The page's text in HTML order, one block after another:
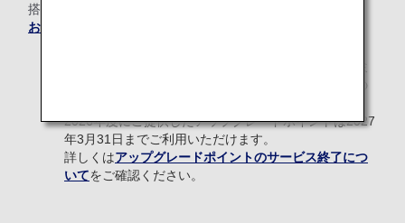
搭乗の27日前から承ります。
お支払い手段がマイルの場合はこちら
アムメンバーならびにスーパーフライヤーズ本会員の
2026年度にご提供したアップグレードポイントは2027
年3月31日までご利用いただけます。
詳しくはアップグレードポイントのサービス終了につ
いてをご確認ください。